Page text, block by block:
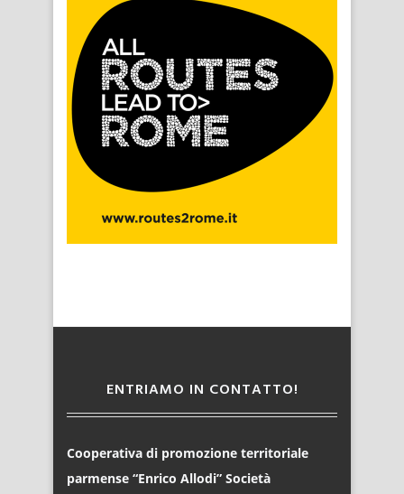
ENTRIAMO IN CONTATTO!
Cooperativa di promozione territoriale
parmense “Enrico Allodi” Società